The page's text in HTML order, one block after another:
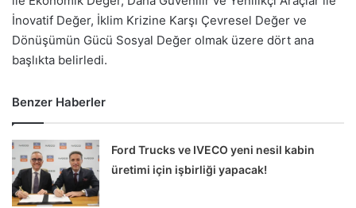
İnovatif Değer, İklim Krizine Karşı Çevresel Değer ve
Dönüşümün Gücü Sosyal Değer olmak üzere dört ana
başlıkta belirledi.
Benzer Haberler
Ford Trucks ve IVECO yeni nesil kabin
üretimi için işbirliği yapacak!